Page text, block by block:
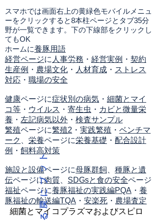
スマホでは画面右上の黄緑色モバイルメニュ
ーをクリックすると8本柱ページとタブ35分
野が一覧できます。下の下線部をクリックし
てもOK
ホームに養豚用語
経営ページに 人事労務 ・ 経営実例 ・ 契約
生産例 ・ 農場文化 ・ 人材育成 ・ ストレス
対応 ・ 職場の安全
健康ページに症状別の病気 ・ 細菌とマイ
コ等 ・ ウイルス ・ 寄生虫 ・ カビと微量栄
養 ・ 左記病気以外 ・ 検査サンプル
繁殖ページに繁殖2 ・ 実践繁殖 ・ ベンチマ
ーク
栄養ページに栄養基礎 ・ 配合設計
例 ・ 飼料高対策
施設と設備ページに母豚群飼
種豚と遺
伝ページに肉質 SDGsと食の安全ページ
福祉ページに養豚福祉の実践編PQA ・ 養
豚福祉の輸送編TQA ・ 安楽死 ・ 農場査定
ト
ッ
プ
に
戻
る
細菌とマイコプラズマおよびスピロ